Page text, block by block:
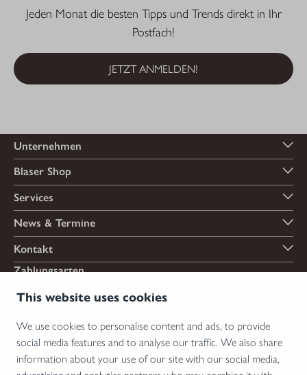
This website uses cookies
We use cookies to personalise content and ads, to provide
social media features and to analyse our traffic. We also share
information about your use of our site with our social media,
Jeden Monat die besten Tipps und Trends direkt in Ihr
Postfach!
JETZT ANMELDEN!
Unternehmen
Blaser Shop
Services
News & Termine
Kontakt
Zahlungsarten
Versandarten